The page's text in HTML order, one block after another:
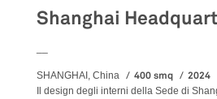
Shanghai
SHANGHAI, China 400 smq 2024
Il design degli interni della Sede di